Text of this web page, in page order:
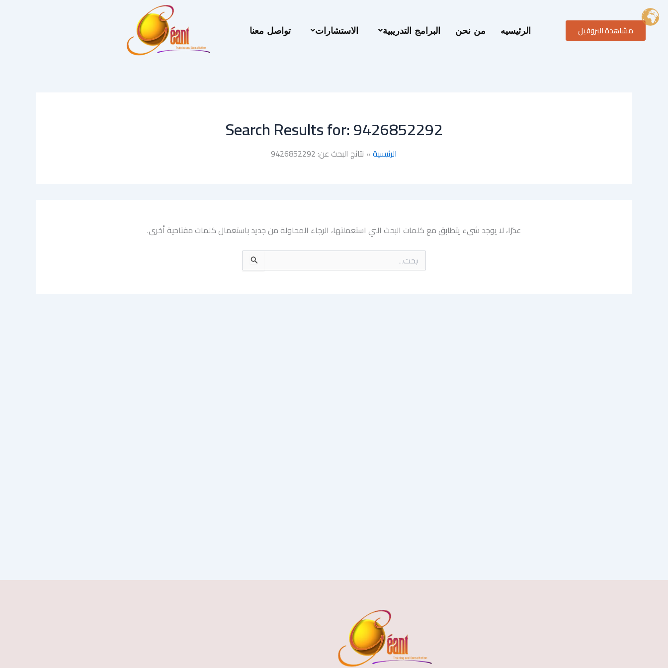
تخطي
إلى
مشاهدة البروفيل الرئيسيه من نحن البرامج التدريبية الاستشارات تواصل معنا
Search Results for:9426852292
الرئيسية نتائج البحث عن: 9426852292
عذرًا، لا يوجد شيء يتطابق مع كلمات البحث التي استعملتها، الرجاء المحاولة من جديد باستعمال كلمات مفتاحية أخرى.
البحث
عن: